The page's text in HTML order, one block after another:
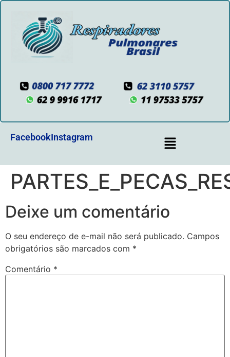
FacebookInstagram
Deixe um comentário
O seu endereço de e-mail não será publicado. Campos
obrigatórios são marcados com *
Comentário *